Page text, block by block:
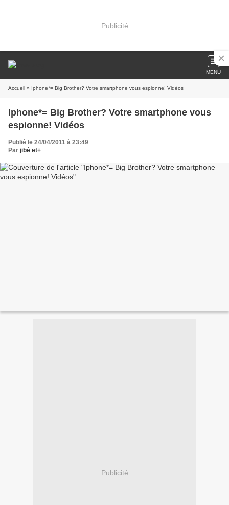
Publicité
MENU
Accueil » Iphone*= Big Brother? Votre smartphone vous espionne! Vidéos
Iphone*= Big Brother? Votre smartphone vous
espionne! Vidéos
Publié le 24/04/2011 à 23:49
Par jibé et+
Publicité